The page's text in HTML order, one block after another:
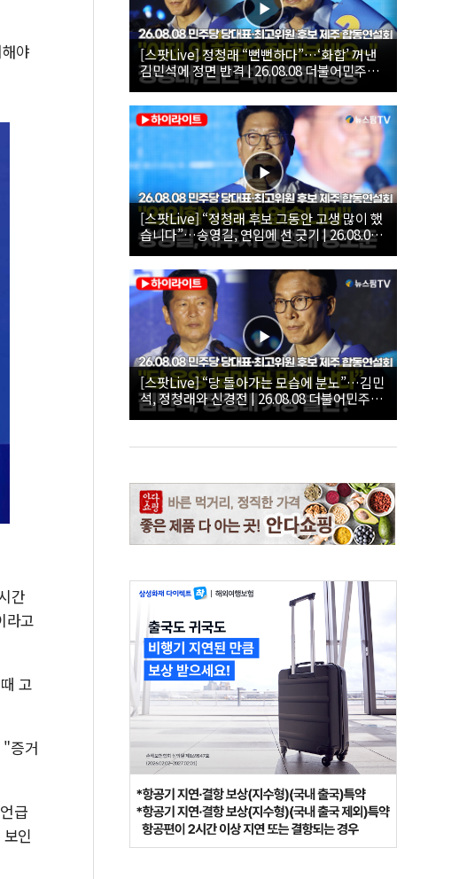
야
간
라고
고
증거
급
인
[스팟Live] 정청래 “뻔뻔하다”…‘화합’ 꺼낸
김민석에 정면 반격 | 26.08.08 더불어민주당
당대표·최고위원 후보 제주 합동연설회
[스팟Live] “정청래 후보 그동안 고생 많이 했
습니다”…송영길, 연임에 선 긋기 | 26.08.08
더불어민주당 당대표·최고위원 후보 제주 합
동연설회
[스팟Live] “당 돌아가는 모습에 분노”…김민
석, 정청래와 신경전 | 26.08.08 더불어민주당
당대표·최고위원 후보 제주 합동연설회